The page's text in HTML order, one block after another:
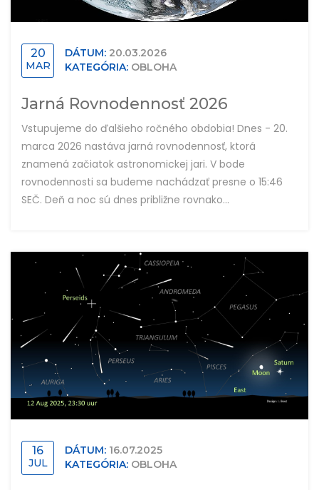
20
MAR
DÁTUM: 20.03.2026
KATEGÓRIA: OBLOHA
Jarná Rovnodennosť 2026
Vstupujeme do ďalšieho ročného obdobia! Dnes - 20.
marca 2026 nastáva jarná rovnodennosť, ktorá
znamená začiatok astronomickej jari. V bode
rovnodennosti sa budeme nachádzať presne o 15:46
SEČ. Deň a noc sú dnes približne rovnako...
16
JUL
DÁTUM: 16.07.2025
KATEGÓRIA: OBLOHA